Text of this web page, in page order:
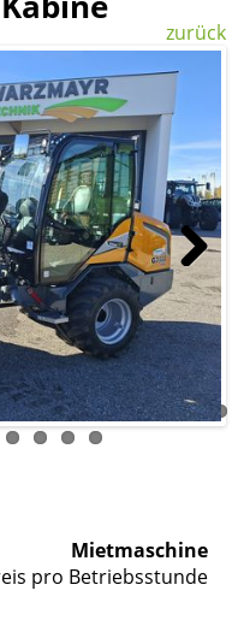
zurück
Next
Mietmaschine
pro Betriebsstunde